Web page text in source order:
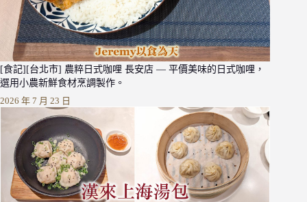
[食記][台北市] 農粹日式咖哩 長安店 — 平價美味的日式咖哩，
選用小農新鮮食材烹調製作。
2026 年 7 月 23 日